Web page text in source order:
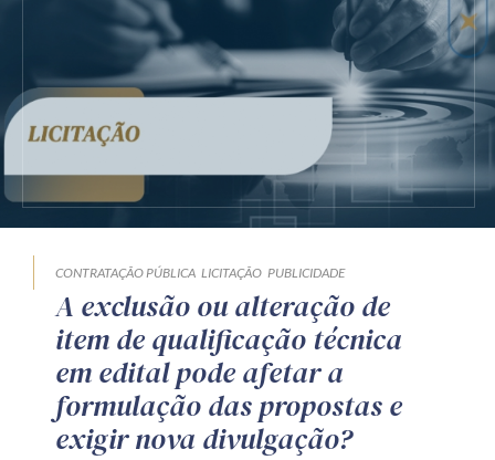
CONTRATAÇÃO PÚBLICA LICITAÇÃO PUBLICIDADE
A exclusão ou alteração de
item de qualificação técnica
em edital pode afetar a
formulação das propostas e
exigir nova divulgação?